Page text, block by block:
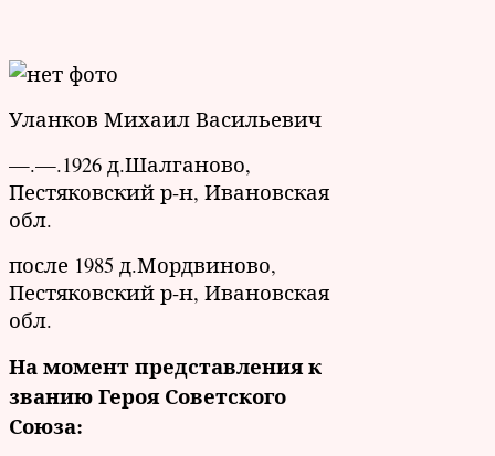
Уланков Михаил Васильевич
—.—.1926 д.Шалганово,
Пестяковский р-н, Ивановская
обл.
после 1985 д.Мордвиново,
Пестяковский р-н, Ивановская
обл.
На момент представления к
званию Героя Советского
Союза: